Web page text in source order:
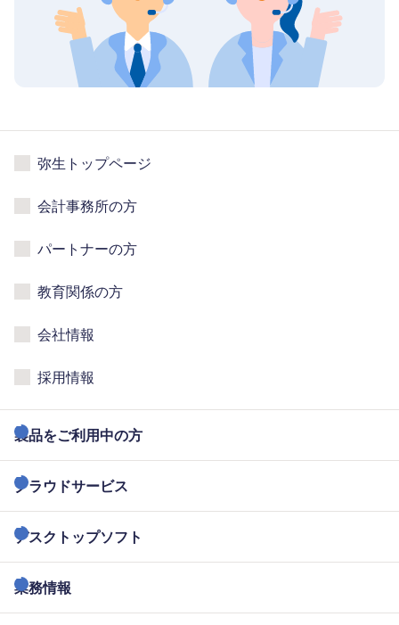
弥生トップページ
会計事務所の方
パートナーの方
教育関係の方
会社情報
採用情報
製品をご利用中の方
クラウドサービス
デスクトップソフト
業務情報